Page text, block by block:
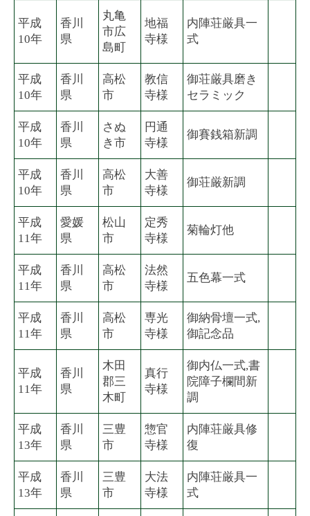
平成
10年
香川
県
丸亀
市広
島町
地福
寺様
内陣荘厳具一
式
平成
10年
香川
県
高松
市
教信
寺様
御荘厳具磨き
セラミック
平成
10年
香川
県
さぬ
き市
円通
寺様
御賽銭箱新調
平成
10年
香川
県
高松
市
大善
寺様
御荘厳新調
平成
11年
愛媛
県
松山
市
定秀
寺様
菊輪灯他
平成
11年
香川
県
高松
市
法然
寺様
五色幕一式
平成
11年
香川
県
高松
市
専光
寺様
御納骨壇一式,
御記念品
平成
11年
香川
県
木田
郡三
木町
真行
寺様
御内仏一式,書
院障子欄間新
調
平成
13年
香川
県
三豊
市
惣官
寺様
内陣荘厳具修
復
平成
13年
香川
県
三豊
市
大法
寺様
内陣荘厳具一
式